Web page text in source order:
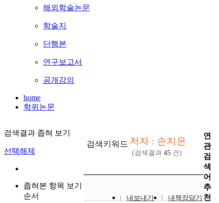
해외학술논문
학술지
단행본
연구보고서
공개강의
home
학위논문
검색결과 좁혀 보기
선택해제
좁혀본 항목 보기
순서
검색키워드 저자 : 손지은
(검색결과 45 건)
내보내기
내책장담기
연
관
검
색
어
추
천